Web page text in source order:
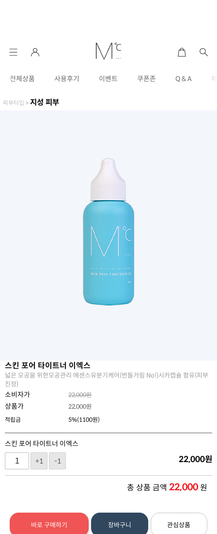
전체상품 사용후기 이벤트 쿠폰존 Q & A
피부타입 > 지성 피부
스킨 포어 타이트너 이엑스
넓은 모공을 위한모공관리 에센스유분기케어(번들거림 No!)시카캡슐 함유(피부
진정)
소비자가 22,000원
상품가 22,000원
적립금
5%(1100원)
스킨 포어 타이트너 이엑스
+1
-1 22,000원
총 상품 금액 22,000원
바로 구매하기 장바구니 관심상품